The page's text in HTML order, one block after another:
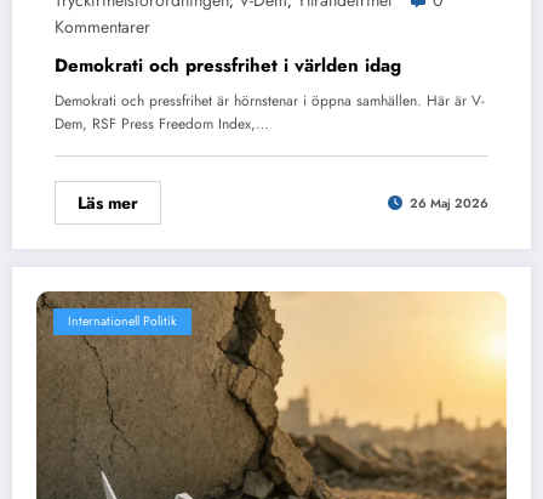
Kommentarer
Demokrati och pressfrihet i världen idag
Demokrati och pressfrihet är hörnstenar i öppna samhällen. Här är V-
Dem, RSF Press Freedom Index,…
Läs mer 26 Maj 2026
Internationell Politik